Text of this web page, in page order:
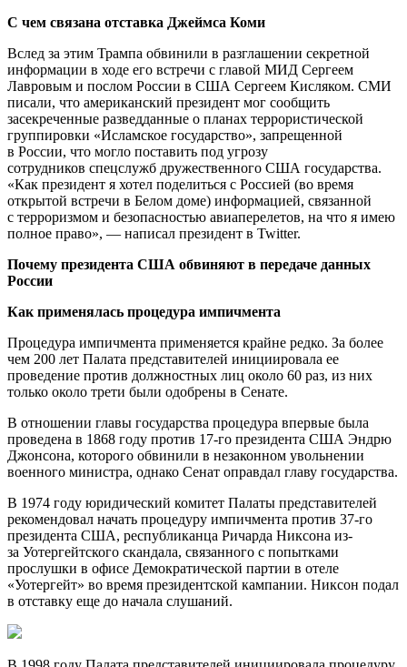
С чем связана отставка Джеймса Коми
Вслед за этим Трампа обвинили в разглашении секретной
информации в ходе его встречи с главой МИД Сергеем
Лавровым и послом России в США Сергеем Кисляком. СМИ
писали, что американский президент мог сообщить
засекреченные разведданные о планах террористической
группировки «Исламское государство», запрещенной
в России, что могло поставить под угрозу
сотрудников спецслужб дружественного США государства.
«Как президент я хотел поделиться с Россией (во время
открытой встречи в Белом доме) информацией, связанной
с терроризмом и безопасностью авиаперелетов, на что я имею
полное право», — написал президент в Twitter.
Почему президента США обвиняют в передаче данных
России
Как применялась процедура импичмента
Процедура импичмента применяется крайне редко. За более
чем 200 лет Палата представителей инициировала ее
проведение против должностных лиц около 60 раз, из них
только около трети были одобрены в Сенате.
В отношении главы государства процедура впервые была
проведена в 1868 году против 17-го президента США Эндрю
Джонсона, которого обвинили в незаконном увольнении
военного министра, однако Сенат оправдал главу государства.
В 1974 году юридический комитет Палаты представителей
рекомендовал начать процедуру импичмента против 37-го
президента США, республиканца Ричарда Никсона из-
за Уотергейтского скандала, связанного с попытками
прослушки в офисе Демократической партии в отеле
«Уотергейт» во время президентской кампании. Никсон подал
в отставку еще до начала слушаний.